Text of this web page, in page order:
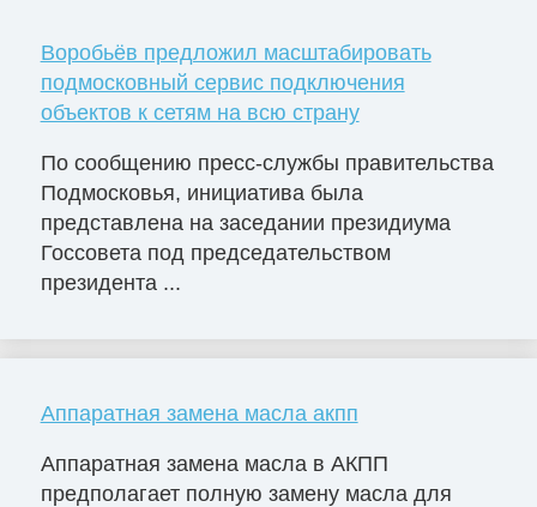
Воробьёв предложил масштабировать
подмосковный сервис подключения
объектов к сетям на всю страну
По сообщению пресс-службы правительства
Подмосковья, инициатива была
представлена на заседании президиума
Госсовета под председательством
президента ...
Аппаратная замена масла акпп
Аппаратная замена масла в АКПП
предполагает полную замену масла для